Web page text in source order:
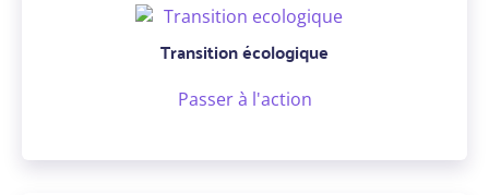
Transition écologique
Passer à l'action